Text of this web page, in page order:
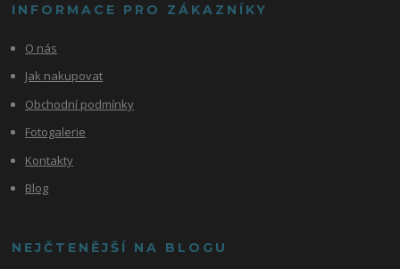
INFORMACE PRO ZÁKAZNÍKY
O nás
Jak nakupovat
Obchodní podmínky
Fotogalerie
Kontakty
Blog
NEJČTENĚJŠÍ NA BLOGU